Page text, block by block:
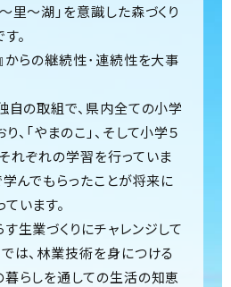
里～湖」を意識した森づくり
。
からの継続性･連続性を大事
自の取組で、県内全ての小学
、「やまのこ」、そして小学５
れぞれの学習を行っていま
学んでもらったことが将来に
います。
生業づくりにチャレンジして
では、林業技術を身につける
暮らしを通しての生活の知恵